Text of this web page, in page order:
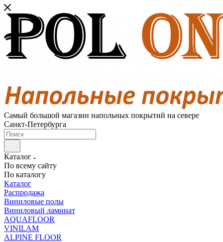
Самый большой магазин напольных покрытий на севере
Санкт-Петербурга
Каталог
По всему сайту
По каталогу
Каталог
Распродажа
Виниловые полы
Виниловый ламинат
AQUAFLOOR
VINILAM
ALPINE FLOOR